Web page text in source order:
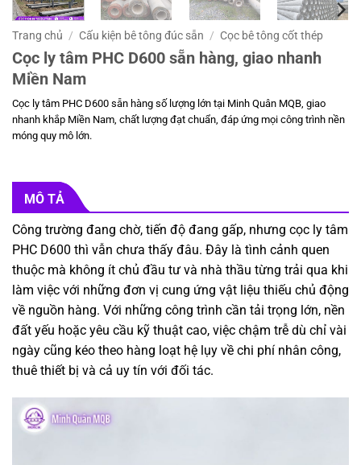
Trang chủ / Cấu kiện bê tông đúc sẵn / Cọc bê tông cốt thép
Cọc ly tâm PHC D600 sẵn hàng, giao nhanh
Miền Nam
Cọc ly tâm PHC D600 sẵn hàng số lượng lớn tại Minh Quân MQB, giao
nhanh khắp Miền Nam, chất lượng đạt chuẩn, đáp ứng mọi công trình nền
móng quy mô lớn.
MÔ TẢ
Công trường đang chờ, tiến độ đang gấp, nhưng cọc ly tâm
PHC D600 thì vẫn chưa thấy đâu. Đây là tình cảnh quen
thuộc mà không ít chủ đầu tư và nhà thầu từng trải qua khi
làm việc với những đơn vị cung ứng vật liệu thiếu chủ động
về nguồn hàng. Với những công trình cần tải trọng lớn, nền
đất yếu hoặc yêu cầu kỹ thuật cao, việc chậm trễ dù chỉ vài
ngày cũng kéo theo hàng loạt hệ lụy về chi phí nhân công,
thuê thiết bị và cả uy tín với đối tác.